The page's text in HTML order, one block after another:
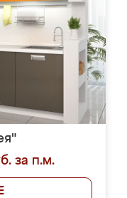
за п.м.